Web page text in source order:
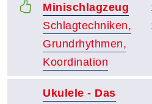
Minischlagzeug
Schlagtechniken,
Grundrhythmen,
Koordination
Ukulele - Das